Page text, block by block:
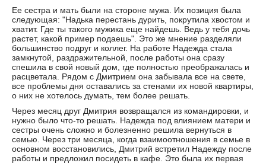
Ее сестра и мать были на стороне мужа. Их позиция была
следующая: "Надька перестань дурить, покрутила хвостом и
хватит. Где ты такого мужика еще найдешь. Ведь у тебя дочь
растет, какой пример подаешь". Это же мнение разделяли
большинство подруг и коллег. На работе Надежда стала
замкнутой, раздражительной, после работы она сразу
спешила в свой новый дом, где полностью преображалась и
расцветала. Рядом с Дмитрием она забывала все на свете,
все проблемы дня оставались за стенами их новой квартиры,
о них не хотелось думать, тем более решать.
Через месяц друг Дмитрия возвращался из командировки, и
нужно было что-то решать. Надежда под влиянием матери и
сестры очень сложно и болезненно решила вернуться в
семью. Через три месяца, когда взаимоотношения в семье в
основном восстановились, Дмитрий встретил Надежду после
работы и предложил посидеть в кафе. Это была их первая